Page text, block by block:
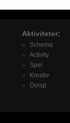
Aktiviteter:
Schema
Activity
Spel
Kreativ
Övrigt